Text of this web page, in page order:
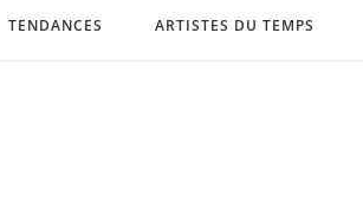
TENDANCES ARTISTES DU TEMPS